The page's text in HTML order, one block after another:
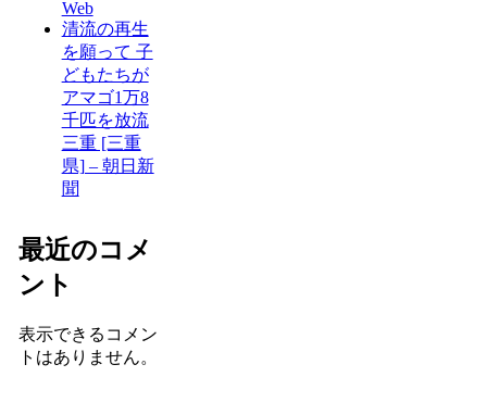
Web
清流の再生
を願って 子
どもたちが
アマゴ1万8
千匹を放流
三重 [三重
県] – 朝日新
聞
最近のコメ
ント
表示できるコメン
トはありません。